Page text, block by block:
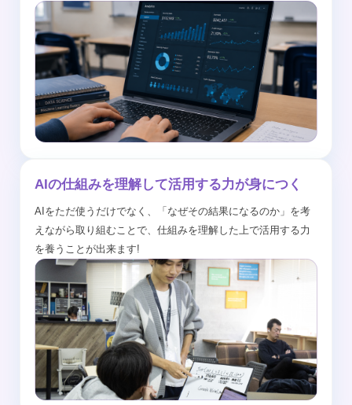
AIの仕組みを理解して活用する力が身につく
AIをただ使うだけでなく、「なぜその結果になるのか」を考
えながら取り組むことで、仕組みを理解した上で活用する力
を養うことが出来ます!